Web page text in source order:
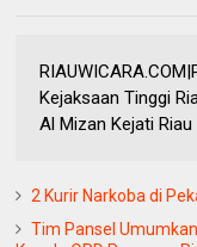
Kejaksaan Tinggi
Al Mizan Kejati Riau
2 Kurir Narkoba di
Tim Pansel